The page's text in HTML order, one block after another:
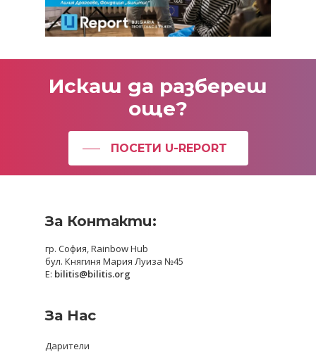
Искаш да разбереш
още?
ПОСЕТИ U-REPORT
За Контакти:
гр. София, Rainbow Hub
бул. Княгиня Мария Луиза №45
E: bilitis@bilitis.org
За Нас
Дарители